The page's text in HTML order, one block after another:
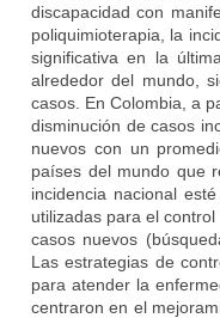
discapacidad con
poliquimioterapia, la
significativa en la
alrededor del mundo,
casos. En Colombia, a
disminución de casos
nuevos con un
países del mundo que
incidencia nacional
utilizadas para el
casos nuevos
Las estrategias de
para atender la
centraron en el